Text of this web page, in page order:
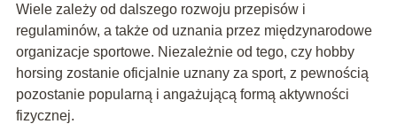
Wiele zależy od dalszego rozwoju przepisów i
regulaminów, a także od uznania przez międzynarodowe
organizacje sportowe. Niezależnie od tego, czy hobby
horsing zostanie oficjalnie uznany za sport, z pewnością
pozostanie popularną i angażującą formą aktywności
fizycznej.